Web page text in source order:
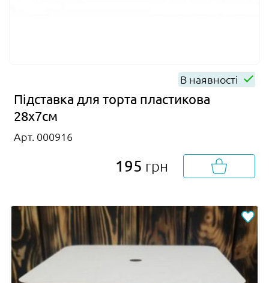
В наявності
Підставка для торта пластикова
28х7см
Арт. 000916
195 грн